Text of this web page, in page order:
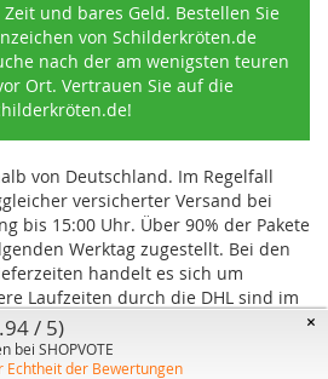
und bares Geld. Bestellen Sie
von Schilderkröten.de
nach der am wenigsten teuren
Ort. Vertrauen Sie auf die
von Deutschland. Im Regelfall
versicherter Versand bei
bis 15:00 Uhr. Über 90% der Pakete
Werktag zugestellt. Bei den
handelt es sich um
Laufzeiten durch die DHL sind im
können von uns nicht beeinflusst
werden.
×
/ 5)
bei SHOPVOTE
Echtheit der Bewertungen